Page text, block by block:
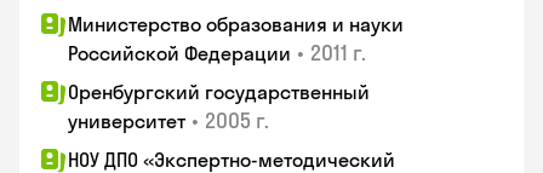
Министерство образования и науки
Российской Федерации • 2011 г.
Оренбургский государственный
университет • 2005 г.
НОУ ДПО «Экспертно-методический